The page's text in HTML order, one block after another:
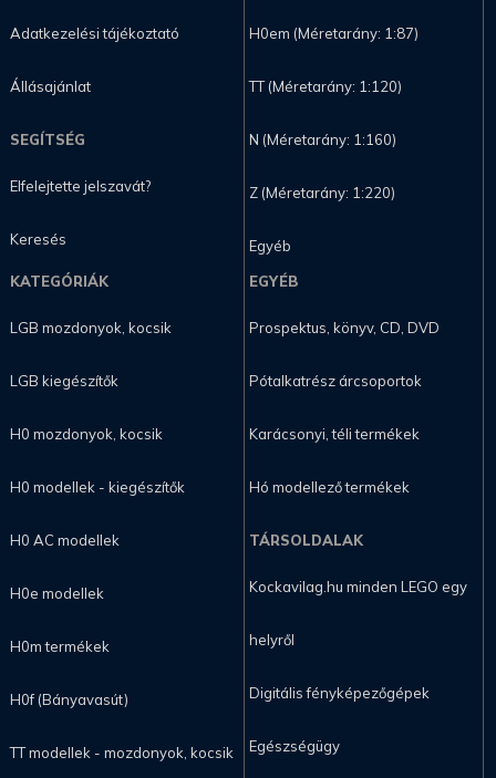
Adatkezelési tájékoztató
Állásajánlat
SEGÍTSÉG
Elfelejtette jelszavát?
Keresés
H0em (Méretarány: 1:87)
TT (Méretarány: 1:120)
N (Méretarány: 1:160)
Z (Méretarány: 1:220)
Egyéb
KATEGÓRIÁK
LGB mozdonyok, kocsik
LGB kiegészítők
H0 mozdonyok, kocsik
H0 modellek - kiegészítők
H0 AC modellek
H0e modellek
H0m termékek
H0f (Bányavasút)
TT modellek - mozdonyok, kocsik
EGYÉB
Prospektus, könyv, CD, DVD
Pótalkatrész árcsoportok
Karácsonyi, téli termékek
Hó modellező termékek
TÁRSOLDALAK
Kockavilag.hu minden LEGO egy
helyről
Digitális fényképezőgépek
Egészségügy